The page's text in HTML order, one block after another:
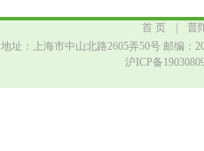
首 页
普
地址：上海市中山北路2605弄50号 邮编：
沪ICP备